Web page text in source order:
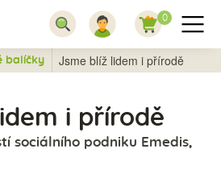
0
balíčky Jsme blíž lidem i přírodě
i přírodě
sociálního podniku Emedis,